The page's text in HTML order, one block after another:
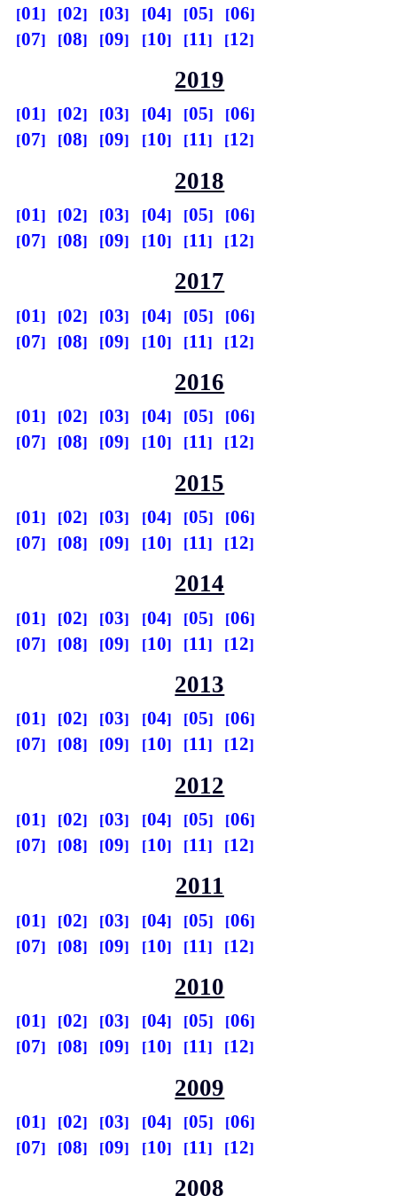
01 02 03 04 05
06
07
08 09 10 11 12
2019
01 02 03 04 05
06
07
08 09 10 11 12
2018
01 02 03 04 05
06
07
08 09 10 11 12
2017
01 02 03 04 05
06
07
08 09 10 11 12
2016
01 02 03 04 05
06
07
08 09 10 11 12
2015
01 02 03 04 05
06
07
08 09 10 11 12
2014
01 02 03 04 05
06
07
08 09 10 11 12
2013
01 02 03 04 05
06
07
08 09 10 11 12
2012
01 02 03 04 05
06
07
08 09 10 11 12
2011
01 02 03 04 05
06
07
08 09 10 11 12
2010
01 02 03 04 05
06
07
08 09 10 11 12
2009
01 02 03 04 05
06
07
08 09 10 11 12
2008